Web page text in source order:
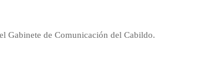
Gabinete de Comunicación del Cabildo.